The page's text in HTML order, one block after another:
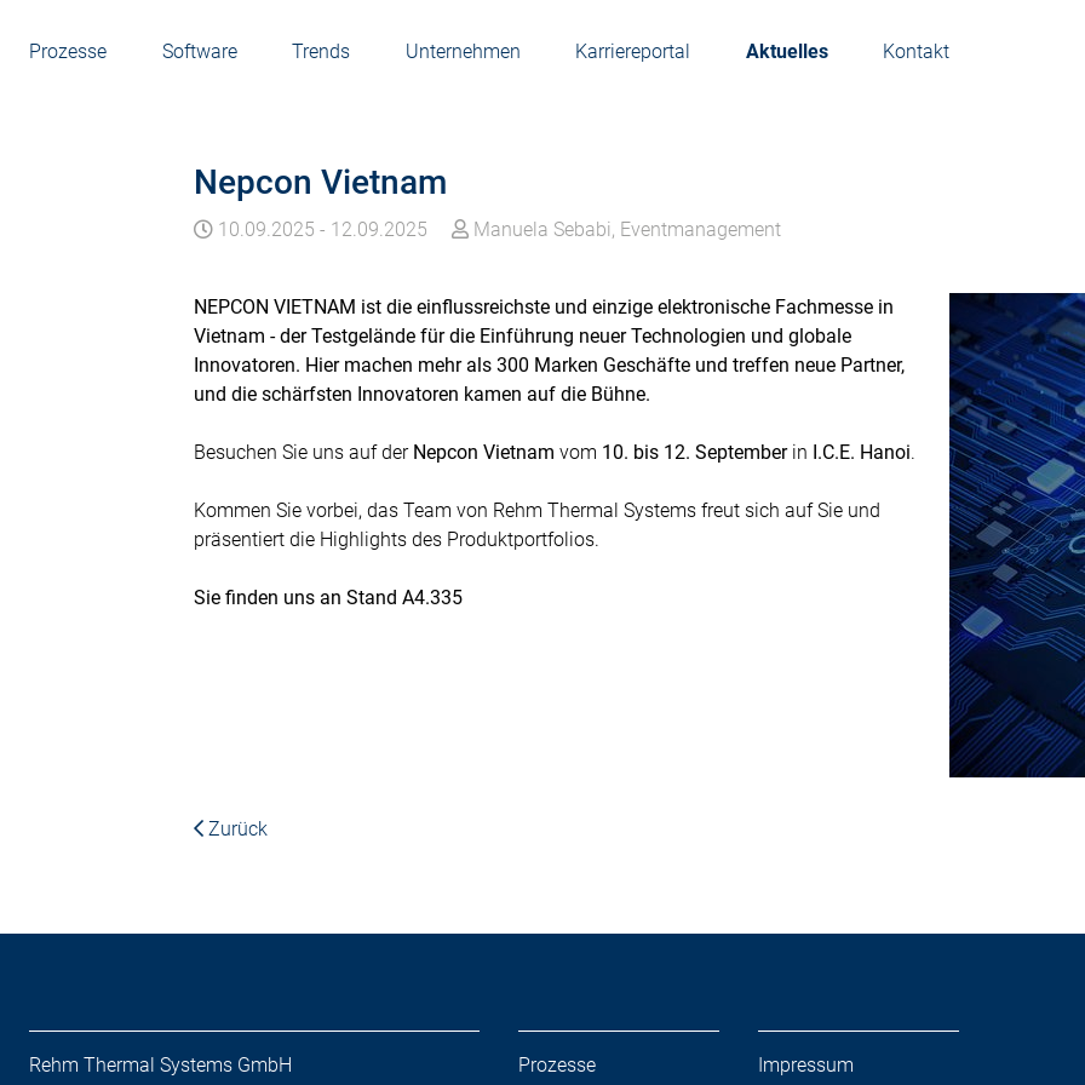
Prozesse Software Trends Unternehmen Karriereportal Aktuelles Kontakt
Nepcon Vietnam
10.09.2025 - 12.09.2025 Manuela Sebabi, Eventmanagement
NEPCON VIETNAM ist die einflussreichste und einzige elektronische Fachmesse in
Vietnam - der Testgelände für die Einführung neuer Technologien und globale
Innovatoren. Hier machen mehr als 300 Marken Geschäfte und treffen neue Partner,
und die schärfsten Innovatoren kamen auf die Bühne.​
Besuchen Sie uns auf der Nepcon Vietnam vom 10. bis 12. Septemberin I.C.E. Hanoi.
Kommen Sie vorbei, das Team von Rehm Thermal Systems freut sich auf Sie und
präsentiert die Highlights des Produktportfolios.
Sie finden uns an Stand A4.335
Zurück
Rehm Thermal Systems GmbH
Prozesse Impressum